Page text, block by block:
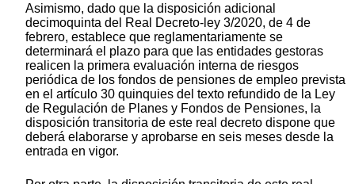
Asimismo, dado que la disposición adicional
decimoquinta del Real Decreto-ley 3/2020, de 4 de
febrero, establece que reglamentariamente se
determinará el plazo para que las entidades gestoras
realicen la primera evaluación interna de riesgos
periódica de los fondos de pensiones de empleo prevista
en el artículo 30 quinquies del texto refundido de la Ley
de Regulación de Planes y Fondos de Pensiones, la
disposición transitoria de este real decreto dispone que
deberá elaborarse y aprobarse en seis meses desde la
entrada en vigor.